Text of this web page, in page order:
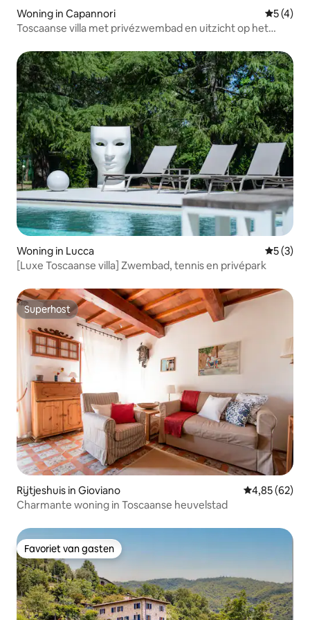
Woning in Capannori
5 (4)
Toscaanse villa met privézwembad en uitzicht op het
Woning in Lucca
5 (3)
[Luxe Toscaanse villa] Zwembad, tennis en privépark
Superhost
Superhost
Rijtjeshuis in Gioviano Gemiddelde
4,85 (62)
Charmante woning in Toscaanse heuvelstad
Favoriet van gasten
Favoriet van gasten